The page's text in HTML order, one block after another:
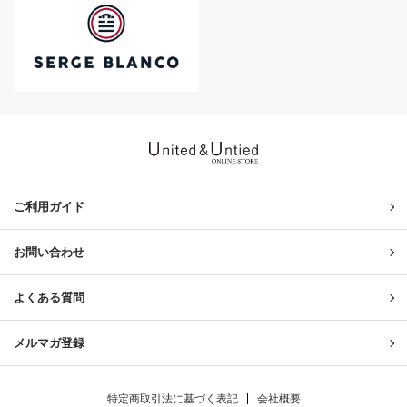
ご利用ガイド
お問い合わせ
よくある質問
メルマガ登録
特定商取引法に基づく表記 会社概要